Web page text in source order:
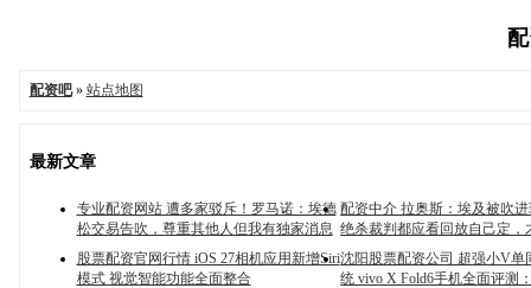
配资吧» 站点地图
最新文章
专业配资网站 遭多家驳斥！罗马诺：埃德
松交易告吹，尊重其他人但我有独家消息
配资中介 拉奥斯：埃及被吹
绝杀裁判都应看回放自己定，
股票配资官网行情 iOS 27相机应用新增Siri
模式 视觉智能功能全面整合
沈阳股票配资公司 超强小V单
统 vivo X Fold6手机全面评测